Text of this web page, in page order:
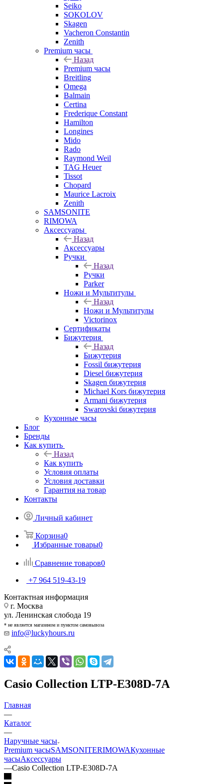
Seiko
SOKOLOV
Skagen
Vacheron Constantin
Zenith
Premium часы
Назад
Premium часы
Breitling
Omega
Balmain
Certina
Frederique Constant
Hamilton
Longines
Mido
Rado
Raymond Weil
TAG Heuer
Tissot
Chopard
Maurice Lacroix
Zenith
SAMSONITE
RIMOWA
Аксессуары
Назад
Аксессуары
Ручки
Назад
Ручки
Parker
Ножи и Мультитулы
Назад
Ножи и Мультитулы
Victorinox
Сертификаты
Бижутерия
Назад
Бижутерия
Fossil бижутерия
Diesel бижутерия
Skagen бижутерия
Michael Kors бижутерия
Armani бижутерия
Swarovski бижутерия
Кухонные часы
Блог
Бренды
Как купить
Назад
Как купить
Условия оплаты
Условия доставки
Гарантия на товар
Контакты
Личный кабинет
Корзина0
Избранные товары0
Сравнение товаров0
+7 964 519-43-19
Контактная информация
г. Москва
ул. Ленинская слобода 19
* не является магазином и пунктом самовывоза
info@luckyhours.ru
Casio Collection LTP-E308D-7A
Главная
—
Каталог
—
Наручные часы
Premium часыSAMSONITERIMOWAКухонные
часыАксессуары
—Casio Collection LTP-E308D-7A